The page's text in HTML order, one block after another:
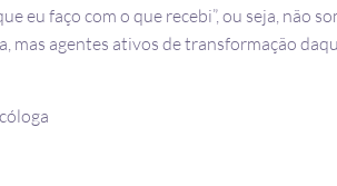
eu faço com o que recebi”, ou seja, não
mas agentes ativos de transformação